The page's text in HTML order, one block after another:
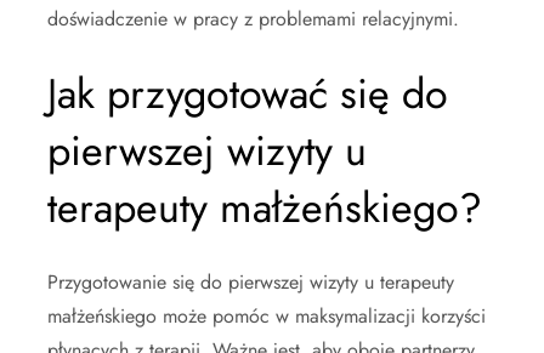
doświadczenie w pracy z problemami relacyjnymi.
Jak przygotować się do
pierwszej wizyty u
terapeuty małżeńskiego?
Przygotowanie się do pierwszej wizyty u terapeuty
małżeńskiego może pomóc w maksymalizacji korzyści